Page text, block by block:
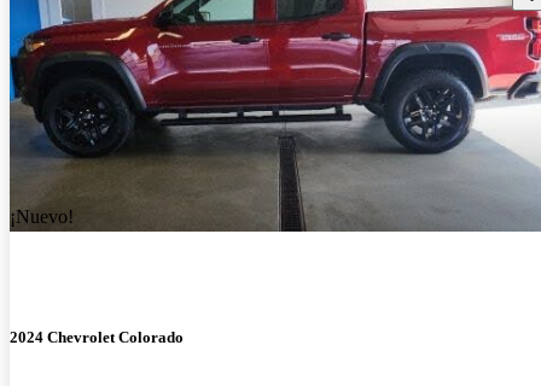
¡Nuevo!
2024 Chevrolet Colorado